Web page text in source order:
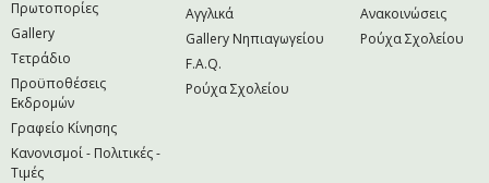
Πρωτοπορίες
Gallery
Τετράδιο
Προϋποθέσεις
Εκδρομών
Γραφείο Κίνησης
Κανονισμοί - Πολιτικές -
Τιμές
Αγγλικά
Gallery Νηπιαγωγείου
F.A.Q.
Ρούχα Σχολείου
Ανακοινώσεις
Ρούχα Σχολείου